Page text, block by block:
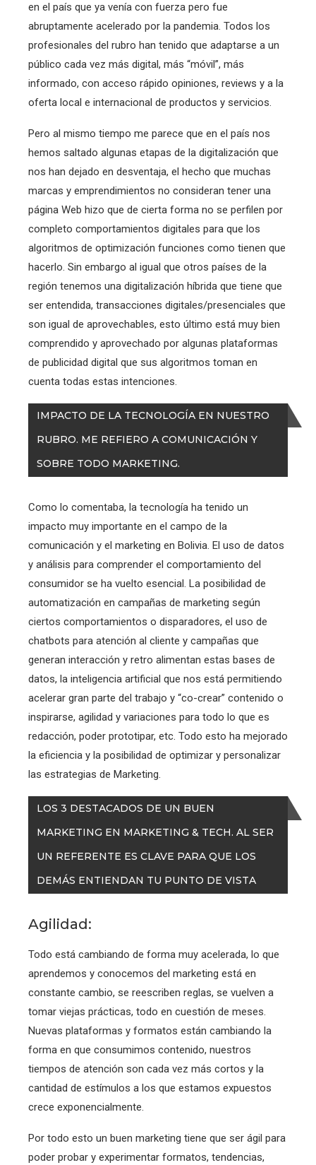
en el país que ya venía con fuerza pero fue
abruptamente acelerado por la pandemia. Todos los
profesionales del rubro han tenido que adaptarse a un
público cada vez más digital, más “móvil”, más
informado, con acceso rápido opiniones, reviews y a la
oferta local e internacional de productos y servicios.
Pero al mismo tiempo me parece que en el país nos
hemos saltado algunas etapas de la digitalización que
nos han dejado en desventaja, el hecho que muchas
marcas y emprendimientos no consideran tener una
página Web hizo que de cierta forma no se perfilen por
completo comportamientos digitales para que los
algoritmos de optimización funciones como tienen que
hacerlo. Sin embargo al igual que otros países de la
región tenemos una digitalización híbrida que tiene que
ser entendida, transacciones digitales/presenciales que
son igual de aprovechables, esto último está muy bien
comprendido y aprovechado por algunas plataformas
de publicidad digital que sus algoritmos toman en
cuenta todas estas intenciones.
IMPACTO DE LA TECNOLOGÍA EN NUESTRO
RUBRO. ME REFIERO A COMUNICACIÓN Y
SOBRE TODO MARKETING.
Como lo comentaba, la tecnología ha tenido un
impacto muy importante en el campo de la
comunicación y el marketing en Bolivia. El uso de datos
y análisis para comprender el comportamiento del
consumidor se ha vuelto esencial. La posibilidad de
automatización en campañas de marketing según
ciertos comportamientos o disparadores, el uso de
chatbots para atención al cliente y campañas que
generan interacción y retro alimentan estas bases de
datos, la inteligencia artificial que nos está permitiendo
acelerar gran parte del trabajo y “co-crear” contenido o
inspirarse, agilidad y variaciones para todo lo que es
redacción, poder prototipar, etc. Todo esto ha mejorado
la eficiencia y la posibilidad de optimizar y personalizar
las estrategias de Marketing.
LOS 3 DESTACADOS DE UN BUEN
MARKETING EN MARKETING & TECH. AL SER
UN REFERENTE ES CLAVE PARA QUE LOS
DEMÁS ENTIENDAN TU PUNTO DE VISTA
Agilidad:
Todo está cambiando de forma muy acelerada, lo que
aprendemos y conocemos del marketing está en
constante cambio, se reescriben reglas, se vuelven a
tomar viejas prácticas, todo en cuestión de meses.
Nuevas plataformas y formatos están cambiando la
forma en que consumimos contenido, nuestros
tiempos de atención son cada vez más cortos y la
cantidad de estímulos a los que estamos expuestos
crece exponencialmente.
Por todo esto un buen marketing tiene que ser ágil para
poder probar y experimentar formatos, tendencias,